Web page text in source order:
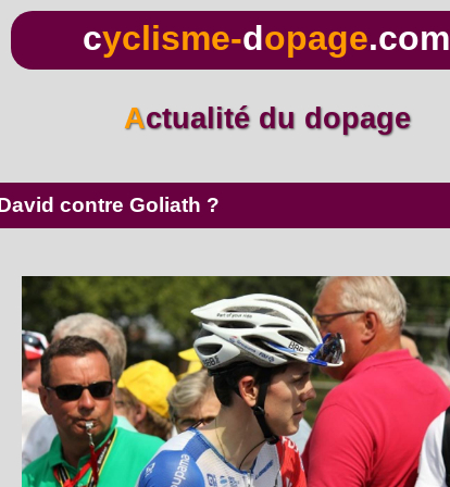
cyclisme-dopage.com
Actualité du dopage
David contre Goliath ?